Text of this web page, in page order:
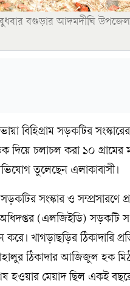
বগুড়ার আদমদীঘি
বিহিগ্রাম সড়কটির
চলাচল করা ১০ গ্রামের
তুলেছেন এলাকাবাসী।
সংস্কার ও সম্প্রসারণে
(এলজিইডি) সড়কটি
খাগড়াছড়ির ঠিকাদারি
ঠিকাদার আজিজুল হক
হওয়ার মেয়াদ ছিল একই